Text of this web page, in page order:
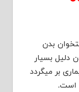
بدن
بسیار
بر میگردد
است.